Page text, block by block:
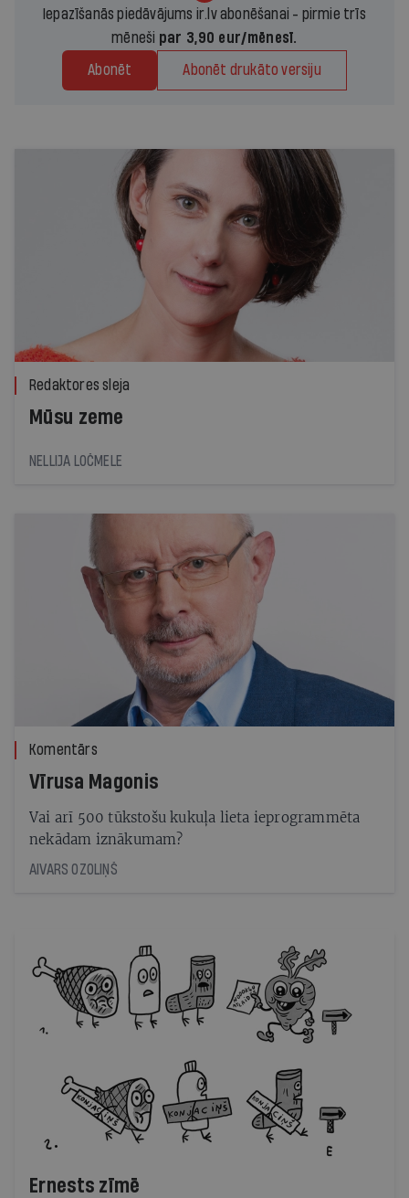
Iepazīšanās piedāvājums ir.lv abonēšanai - pirmie trīs
mēneši par 3,90 eur/mēnesī.
Abonēt Abonēt drukāto versiju
Redaktores sleja
Mūsu zeme
NELLIJA LOČMELE
Komentārs
Vīrusa Magonis
Vai arī 500 tūkstošu kukuļa lieta ieprogrammēta
nekādam iznākumam?
AIVARS OZOLIŅŠ
Ernests zīmē